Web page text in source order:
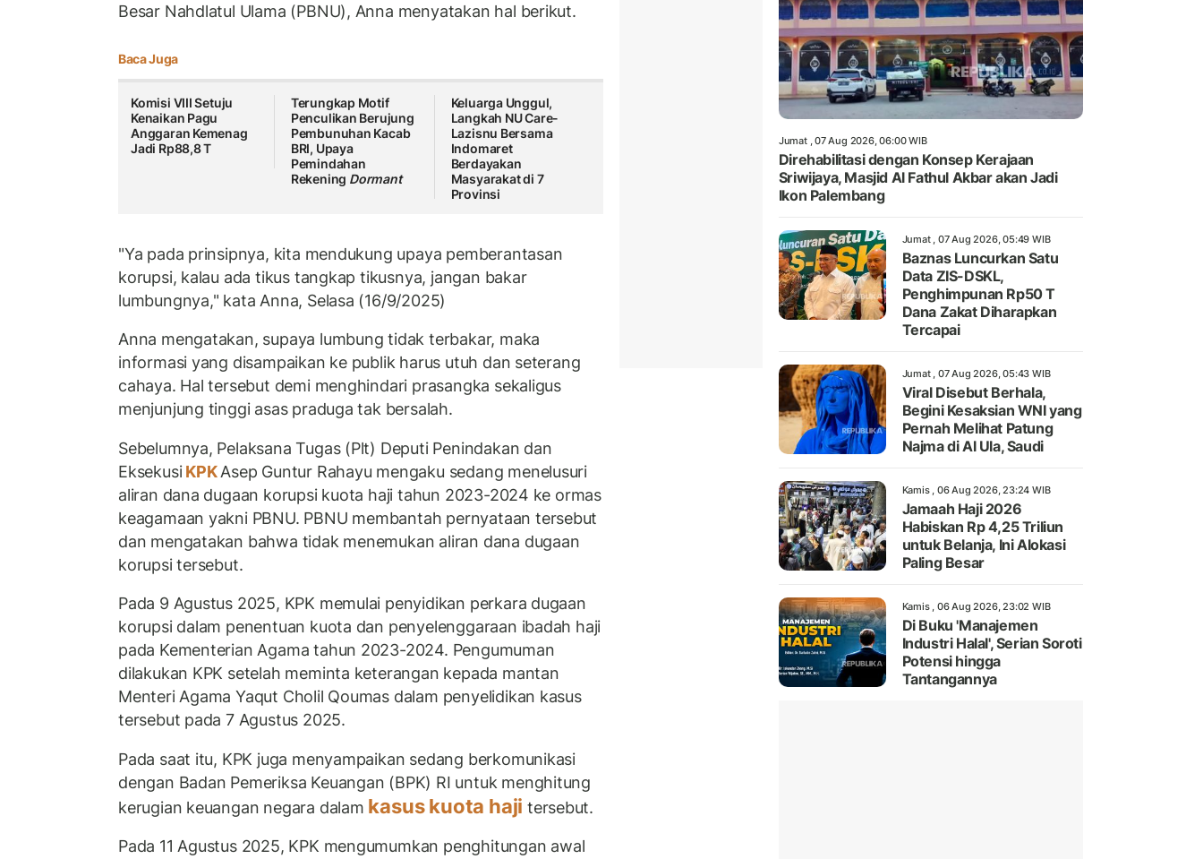
Besar Nahdlatul Ulama (PBNU), Anna menyatakan hal berikut.
Baca Juga
Komisi VIII Setuju
Kenaikan Pagu
Anggaran Kemenag
Jadi Rp88,8 T
Terungkap Motif
Penculikan Berujung
Pembunuhan Kacab
BRI, Upaya
Pemindahan
Rekening Dormant
Keluarga Unggul,
Langkah NU Care-
Lazisnu Bersama
Indomaret
Berdayakan
Masyarakat di 7
Provinsi
"Ya pada prinsipnya, kita mendukung upaya pemberantasan
korupsi, kalau ada tikus tangkap tikusnya, jangan bakar
lumbungnya," kata Anna, Selasa (16/9/2025)
Anna mengatakan, supaya lumbung tidak terbakar, maka
informasi yang disampaikan ke publik harus utuh dan seterang
cahaya. Hal tersebut demi menghindari prasangka sekaligus
menjunjung tinggi asas praduga tak bersalah.
Sebelumnya, Pelaksana Tugas (Plt) Deputi Penindakan dan
EksekusiKPKAsep Guntur Rahayu mengaku sedang menelusuri
aliran dana dugaan korupsi kuota haji tahun 2023-2024 ke ormas
keagamaan yakni PBNU. PBNU membantah pernyataan tersebut
dan mengatakan bahwa tidak menemukan aliran dana dugaan
korupsi tersebut.
Pada 9 Agustus 2025, KPK memulai penyidikan perkara dugaan
korupsi dalam penentuan kuota dan penyelenggaraan ibadah haji
pada Kementerian Agama tahun 2023-2024. Pengumuman
dilakukan KPK setelah meminta keterangan kepada mantan
Menteri Agama Yaqut Cholil Qoumas dalam penyelidikan kasus
tersebut pada 7 Agustus 2025.
Pada saat itu, KPK juga menyampaikan sedang berkomunikasi
dengan Badan Pemeriksa Keuangan (BPK) RI untuk menghitung
kerugian keuangan negara dalam kasus kuota haji tersebut.
Pada 11 Agustus 2025, KPK mengumumkan penghitungan awal
Jumat , 07 Aug 2026, 06:00 WIB
Direhabilitasi dengan Konsep Kerajaan
Sriwijaya, Masjid Al Fathul Akbar akan Jadi
Ikon Palembang
Jumat , 07 Aug 2026, 05:49 WIB
Baznas Luncurkan Satu
Data ZIS-DSKL,
Penghimpunan Rp50 T
Dana Zakat Diharapkan
Tercapai
Jumat , 07 Aug 2026, 05:43 WIB
Viral Disebut Berhala,
Begini Kesaksian WNI yang
Pernah Melihat Patung
Najma di Al Ula, Saudi
Kamis , 06 Aug 2026, 23:24 WIB
Jamaah Haji 2026
Habiskan Rp 4,25 Triliun
untuk Belanja, Ini Alokasi
Paling Besar
Kamis , 06 Aug 2026, 23:02 WIB
Di Buku 'Manajemen
Industri Halal', Serian Soroti
Potensi hingga
Tantangannya